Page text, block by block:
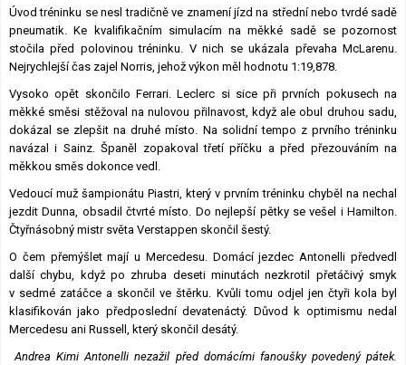
Úvod tréninku se nesl tradičně ve znamení jízd na střední nebo tvrdé sadě
pneumatik. Ke kvalifikačním simulacím na měkké sadě se pozornost
stočila před polovinou tréninku. V nich se ukázala převaha McLarenu.
Nejrychlejší čas zajel Norris, jehož výkon měl hodnotu 1:19,878.
Vysoko opět skončilo Ferrari. Leclerc si sice při prvních pokusech na
měkké směsi stěžoval na nulovou přilnavost, když ale obul druhou sadu,
dokázal se zlepšit na druhé místo. Na solidní tempo z prvního tréninku
navázal i Sainz. Španěl zopakoval třetí příčku a před přezouváním na
měkkou směs dokonce vedl.
Vedoucí muž šampionátu Piastri, který v prvním tréninku chyběl na nechal
jezdit Dunna, obsadil čtvrté místo. Do nejlepší pětky se vešel i Hamilton.
Čtyřnásobný mistr světa Verstappen skončil šestý.
O čem přemýšlet mají u Mercedesu. Domácí jezdec Antonelli předvedl
další chybu, když po zhruba deseti minutách nezkrotil přetáčivý smyk
v sedmé zatáčce a skončil ve štěrku. Kvůli tomu odjel jen čtyři kola byl
klasifikován jako předposlední devatenáctý. Důvod k optimismu nedal
Mercedesu ani Russell, který skončil desátý.
Andrea Kimi Antonelli nezažil před domácími fanoušky povedený pátek.